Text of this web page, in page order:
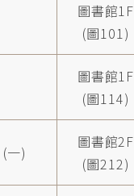
圖書館1F
(圖101)
圖書館1F
(圖114)
一)
圖書館2F
(圖212)